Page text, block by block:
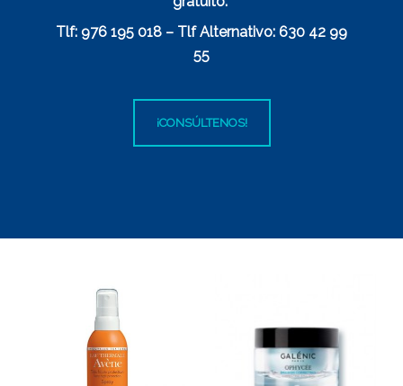
Tlf: 976 195 018 – Tlf Alternativo: 630 42 99
55
¡CONSÚLTENOS!